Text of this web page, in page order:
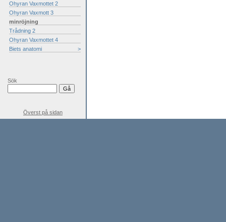
Ohyran Vaxmottet 2
Ohyran Vaxmott 3
minröjning
Trådning 2
Ohyran Vaxmottet 4
Biets anatomi
>
Sök
Överst på sidan